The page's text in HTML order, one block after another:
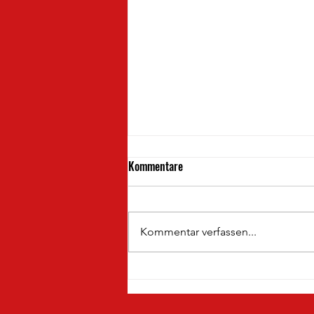
Uhlenfänger 🦉⚽️
Kommentare
Kommentar verfassen...